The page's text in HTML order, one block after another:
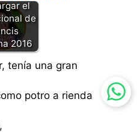
el
de
2016
tenía una gran
potro a rienda